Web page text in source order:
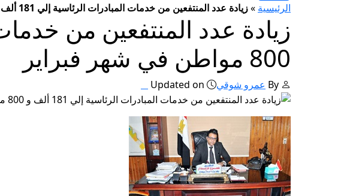
الرئيسية »زيادة عدد المنتفعين من خدمات المبادرات الرئاسية إلي 181 ألف و 800 مواطن في شهر فبراير
800 مواطن في شهر فبراير
By عمرو شوقي Updated on